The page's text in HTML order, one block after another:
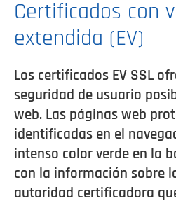
Certificados con
extendida (EV)
Los certificados EV SSL
seguridad de usuario
web. Las páginas web
identificadas en el
intenso color verde en la
con la información sobre
autoridad certificadora